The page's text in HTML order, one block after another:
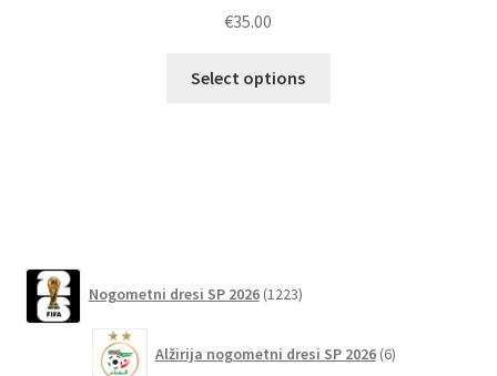
€35.00
Select options
Nogometni dresi SP 2026 1223izdelkov
Alžirija nogometni dresi SP 2026 6izdelkov